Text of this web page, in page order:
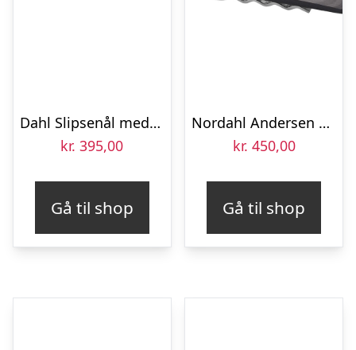
Dahl Slipsenål med udskæring stål 65 mm
kr. 395,00
Gå til shop
Nordahl Andersen slipsenål Rustfri stå m. carbon
kr. 450,00
Gå til shop